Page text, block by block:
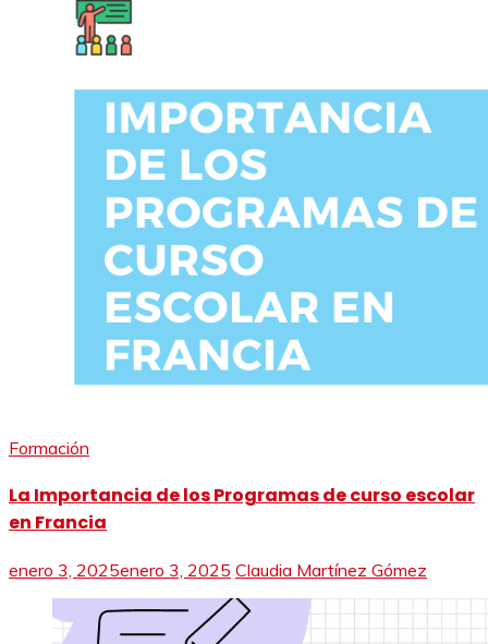
Formación
La Importancia de los Programas de curso escolar
en Francia
enero 3, 2025enero 3, 2025 Claudia Martínez Gómez